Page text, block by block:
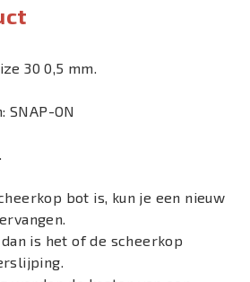
30 0,5 mm.
SNAP-ON
bot is, kun je een nieuw
is het of de scheerkop